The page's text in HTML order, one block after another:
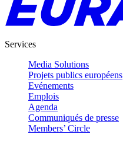
Services
Media Solutions
Projets publics européens
Evénements
Emplois
Agenda
Communiqués de presse
Members’ Circle